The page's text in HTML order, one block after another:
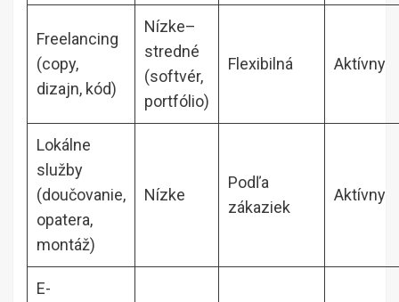
Freelancing
(copy,
dizajn, kód)
Nízke–
stredné
(softvér,
portfólio)
Flexibilná Aktívny
Lokálne
služby
(doučovanie,
opatera,
montáž)
Nízke
Podľa
zákaziek
Aktívny
E-